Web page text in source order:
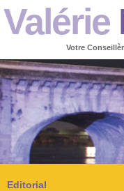
Valérie
Votre
Editorial